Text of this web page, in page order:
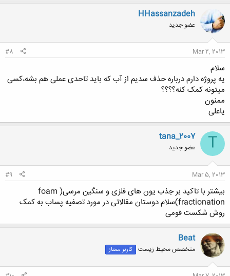
HHassanzadeh
عضو جدید
Mar 2, 2013
#8
سلام
یه پروژه دارم درباره حذف سدیم از آب که باید تاحدی عملی هم بشه،کسی
میتونه کمک کنه؟؟؟؟
ممنون
یاعلی
T
tana_2007
عضو جدید
Mar 5, 2013
#9
بیشتر با تاکید بر جذب یون های فلزی و سنگین مرسی( foam
fractionation)سلام دوستان مقالاتی در مورد تصفیه پساب به کمک
روش شکست فومی
Beat
متخصص محیط زیست کاربر ممتاز